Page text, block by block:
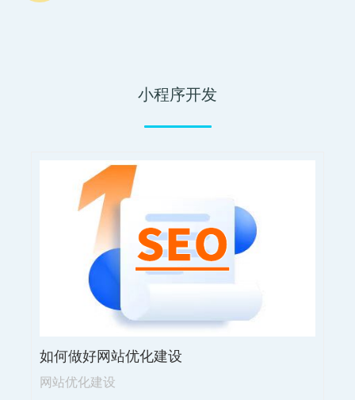
小程序开发
如何做好网站优化建设
网站优化建设